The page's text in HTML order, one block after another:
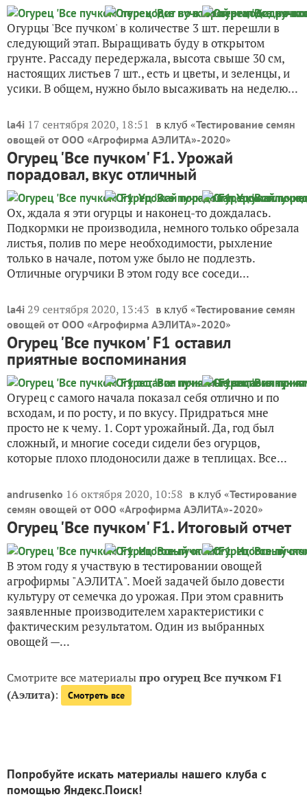
Огурцы 'Все пучком' в количестве 3 шт. перешли в
следующий этап. Выращивать буду в открытом
грунте. Рассаду передержала, высота свыше 30 см,
настоящих листьев 7 шт., есть и цветы, и зеленцы, и
усики. В общем, нужно было высаживать на неделю...
la4i 17 сентября 2020, 18:51 в клуб «Тестирование семян
овощей от ООО «Агрофирма АЭЛИТА»-2020»
Огурец 'Все пучком' F1. Урожай
порадовал, вкус отличный
Ох, ждала я эти огурцы и наконец-то дождалась.
Подкормки не производила, немного только обрезала
листья, полив по мере необходимости, рыхление
только в начале, потом уже было не подлезть.
Отличные огурчики В этом году все соседи...
la4i 29 сентября 2020, 13:43 в клуб «Тестирование семян
овощей от ООО «Агрофирма АЭЛИТА»-2020»
Огурец 'Все пучком' F1 оставил
приятные воспоминания
Огурец с самого начала показал себя отлично и по
всходам, и по росту, и по вкусу. Придраться мне
просто не к чему. 1. Сорт урожайный. Да, год был
сложный, и многие соседи сидели без огурцов,
которые плохо плодоносили даже в теплицах. Все...
andrusenko 16 октября 2020, 10:58 в клуб «Тестирование
семян овощей от ООО «Агрофирма АЭЛИТА»-2020»
Огурец 'Все пучком' F1. Итоговый отчет
В этом году я участвую в тестировании овощей
агрофирмы "АЭЛИТА". Моей задачей было довести
культуру от семечка до урожая. При этом сравнить
заявленные производителем характеристики с
фактическим результатом. Один из выбранных
овощей —...
Смотрите все материалыпро огурец Все пучком F1
(Аэлита): Смотреть все
Попробуйте искать материалы нашего клуба с
помощью Яндекс.Поиск!